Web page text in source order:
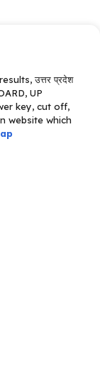
उत्तर प्रदेश
UP
key, cut off,
website which